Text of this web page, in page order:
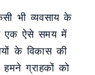
भी व्यवसाय के
एक ऐसे समय में
के विकास की
हमने ग्राहकों को